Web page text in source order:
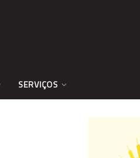
SERVIÇOS